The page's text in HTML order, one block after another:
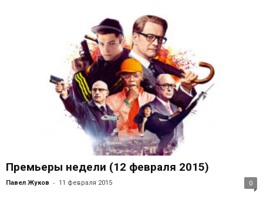
Премьеры недели (12 февраля 2015)
Павел Жуков - 11 февраля 2015 0